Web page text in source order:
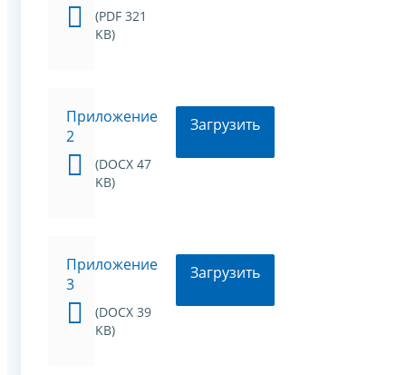
(PDF 321
KB)
Приложение
2
(DOCX 47
KB)
Загрузить
Приложение
3
(DOCX 39
KB)
Загрузить